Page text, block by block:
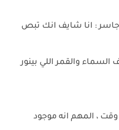
: انا شايف انك تبص
والقمر اللي بينور
، المهم انه موجود